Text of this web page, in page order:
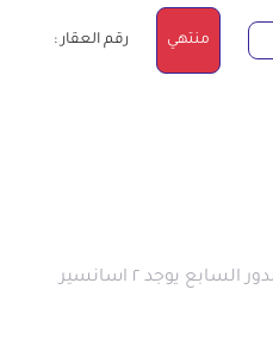
منتهي رقم العقار :